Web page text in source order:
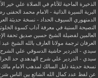
الذخيرة الماحية للآثام في الصلاة علي خير
البرية
السيرة الذاتية - الامام محمد الحفنى
الدمنهوري
السيوف الحداد - نسخة حديثة
النصيحة السنية في معرفة آداب كسوة
العالمين لفضيلة الشيخ حسين صديق
تحفة
العرفان ترجمة مولانا العارف بالله الشيخ
سيدي - الدردير
حاشية الدسوقي علي الشرح
سيدي - الدردير علي شرح الهدهدي حد
نسخة حديثة دليل السالك لمذهب الامام
عن لفظ عدد كمال الله الشائع بين الناس شرح